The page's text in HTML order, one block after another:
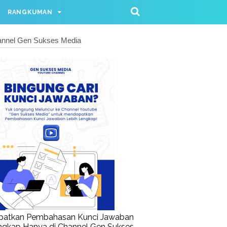
RANGKUMAN
Gen Sukses Media
Pembahasan Kunci Jawaban